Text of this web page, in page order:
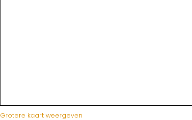
Grotere kaart weergeven